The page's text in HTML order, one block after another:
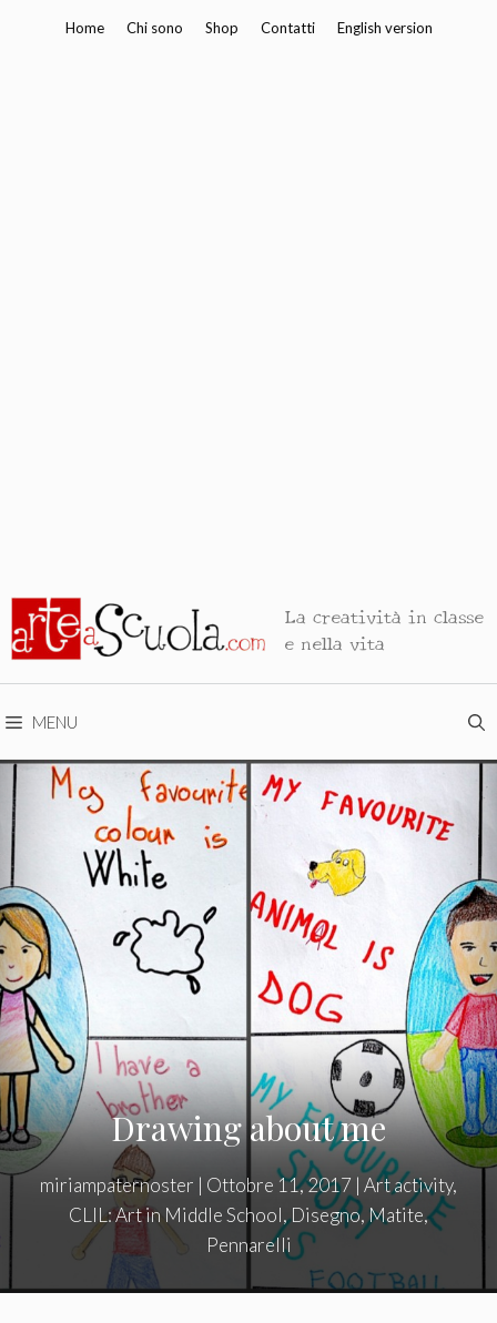
Home Chi sono Shop Contatti English version
La creatività in classe
e nella vita
MENU
Drawing about me
miriampaternoster | Ottobre 11, 2017 | Art activity,
CLIL: Art in Middle School,Disegno,Matite,
Pennarelli